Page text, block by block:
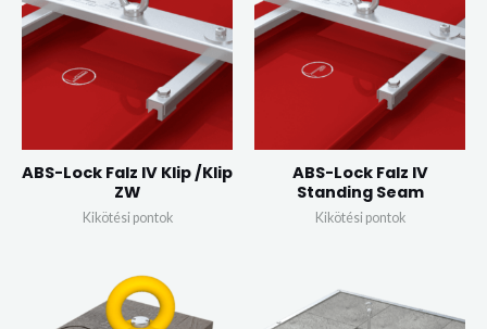
ABS-Lock Falz IV Klip /Klip
ZW
Kikötési pontok
ABS-Lock Falz IV
Standing Seam
Kikötési pontok